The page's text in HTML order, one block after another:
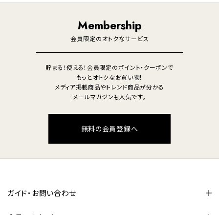
調理家電 生活家電
Membership
会員限定のオトクなサービス
貯まる！使える！会員限定のポイント・クーポンで
もっとオトクなお買い物！
メディア掲載商品やトレンド商品が分かる
メールマガジンも人気です。
無料の会員登録へ
ガイド・お問い合わせ